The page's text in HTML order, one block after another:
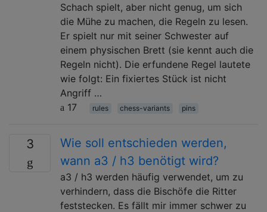
Schach spielt, aber nicht genug, um sich
die Mühe zu machen, die Regeln zu lesen.
Er spielt nur mit seiner Schwester auf
einem physischen Brett (sie kennt auch die
Regeln nicht). Die erfundene Regel lautete
wie folgt: Ein fixiertes Stück ist nicht
Angriff …
17
rules chess-variants pins
3
Wie soll entschieden werden,
wann a3 / h3 benötigt wird?
a3 / h3 werden häufig verwendet, um zu
verhindern, dass die Bischöfe die Ritter
feststecken. Es fällt mir immer schwer zu